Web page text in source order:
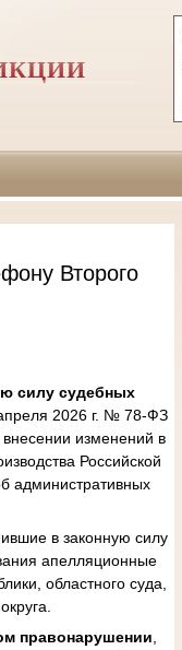
Второго
силу судебных
2026 г. № 78-ФЗ
изменений в
Российской
административных
в законную силу
апелляционные
областного суда,
правонарушении,